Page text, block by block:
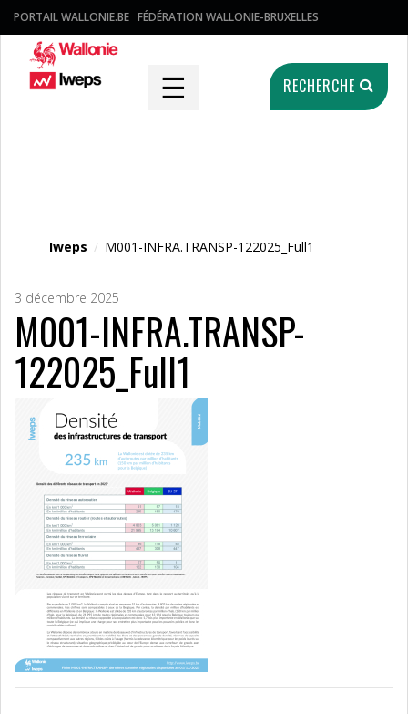
PORTAIL WALLONIE.BE FÉDÉRATION WALLONIE-BRUXELLES
☰ RECHERCHE
Iweps / M001-INFRA.TRANSP-122025_Full1
3 décembre 2025
M001-INFRA.TRANSP-
122025_Full1